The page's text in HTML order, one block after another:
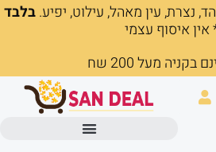
נצרת, עין מאהל, עילוט, יפיע.בלבד
איסוף עצמי
מעל 200 שח